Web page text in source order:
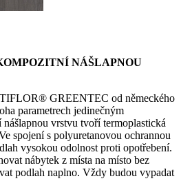
NÁŠLAPNOU
GREENTEC od německého
parametrech jedinečným
vrstvu tvoří termoplastická
spojení s polyuretanovou ochrannou
vysokou odolnost proti opotřebení.
nábytek z místa na místo bez
podlah naplno. Vždy budou vypadat